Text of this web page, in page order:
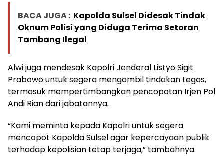
BACA JUGA : Kapolda Sulsel Didesak Tindak
Oknum Polisi yang Diduga Terima Setoran
Tambang Ilegal
Alwi juga mendesak Kapolri Jenderal Listyo Sigit
Prabowo untuk segera mengambil tindakan tegas,
termasuk mempertimbangkan pencopotan Irjen Pol
Andi Rian dari jabatannya.
“Kami meminta kepada Kapolri untuk segera
mencopot Kapolda Sulsel agar kepercayaan publik
terhadap kepolisian tetap terjaga,” tambahnya.